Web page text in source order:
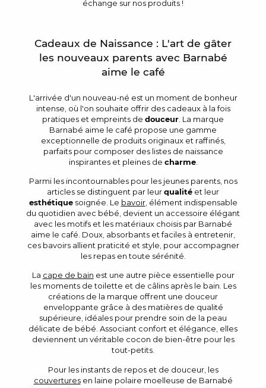
échange sur nos produits !
Cadeaux de Naissance : L'art de gâter
les nouveaux parents avec Barnabé
aime le café
L'arrivée d'un nouveau-né est un moment de bonheur
intense, où l'on souhaite offrir des cadeaux à la fois
pratiques et empreints de douceur . La marque
Barnabé aime le café propose une gamme
exceptionnelle de produits originaux et raffinés,
parfaits pour composer des listes de naissance
inspirantes et pleines de charme.
Parmi les incontournables pour les jeunes parents, nos
articles se distinguent par leurqualité et leur
esthétiquesoignée. Le bavoir, élément indispensable
du quotidien avec bébé, devient un accessoire élégant
avec les motifs et les matériaux choisis par Barnabé
aime le café. Doux, absorbants et faciles à entretenir,
ces bavoirs allient praticité et style, pour accompagner
les repas en toute sérénité.
La cape de bain est une autre pièce essentielle pour
les moments de toilette et de câlins après le bain. Les
créations de la marque offrent une douceur
enveloppante grâce à des matières de qualité
supérieure, idéales pour prendre soin de la peau
délicate de bébé. Associant confort et élégance, elles
deviennent un véritable cocon de bien-être pour les
tout-petits.
Pour les instants de repos et de douceur, les
couverturesen laine polaire moelleuse de Barnabé